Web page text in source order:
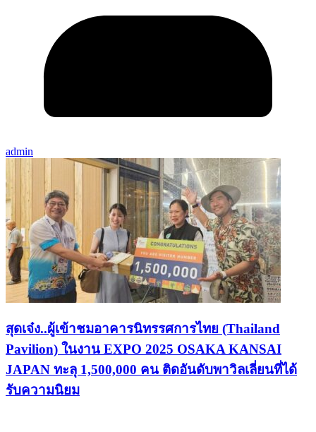
admin
สุดเจ๋ง..ผู้เข้าชมอาคารนิทรรศการไทย (Thailand
Pavilion) ในงาน EXPO 2025 OSAKA KANSAI
JAPAN ทะลุ 1,500,000 คน ติดอันดับพาวิลเลี่ยนที่ได้
รับความนิยม